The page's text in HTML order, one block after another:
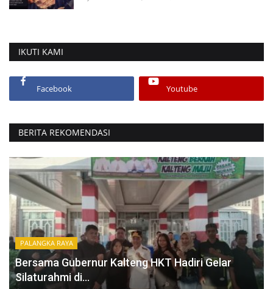
IKUTI KAMI
Facebook Youtube
BERITA REKOMENDASI
PALANGKA RAYA
Bersama Gubernur Kalteng HKT Hadiri Gelar
Silaturahmi di...